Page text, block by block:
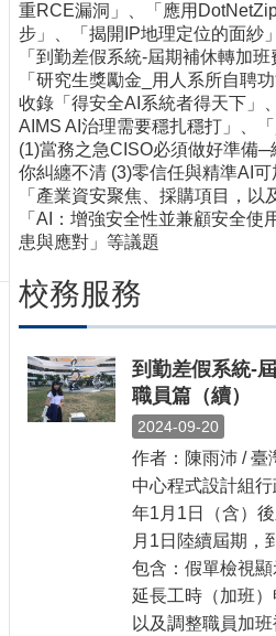
訂
閱/
取
消
網
站
導
覽
新
息
於
我
們
重RCE漏洞」、「應用
步」、「揭開IP地理定位的面紗
「到勤差假系統-屆期補休轉加
「研究生獎勵金_用人系所自聘
收錄「得安全AI系統者得天下」
AIMS AI治理需要穩扎穩打」、
(1)當務之急CISO必須做好準備
你糾纏不清 (3)零信任與精準AI可
「產業資安聚焦、採購項目，以
「AI：增強安全性並兼顧安全使
患與應對」等議題
校務服務
到勤差假系統-
職員篇（續）
2024-09-20
作者：陳雨沛 / 臺
中心程式設計組
年1月1日（含）
月1日陸續屆期，
包含：假單檢視
延長工時（加班）
以及調整職員加